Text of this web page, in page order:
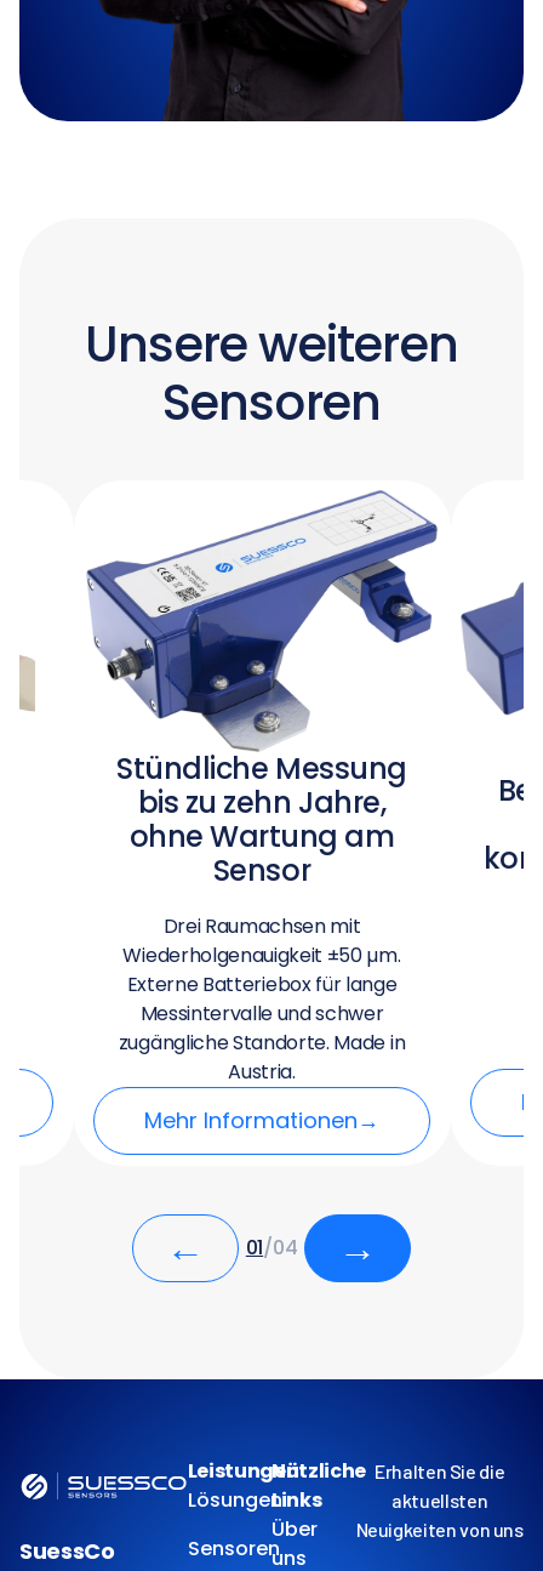
Unsere weiteren
Sensoren
Stündliche Messung
bis zu zehn Jahre,
ohne Wartung am
Sensor
Drei Raumachsen mit
Wiederholgenauigkeit ±50 µm.
Externe Batteriebox für lange
Messintervalle und schwer
zugängliche Standorte. Made in
Austria.
Mehr Informationen→
← 01/04 →
SuessCo
Leistungen
Lösungen
Sensoren
Nützliche
Links
Über
uns
Erhalten Sie die
aktuellsten
Neuigkeiten von uns